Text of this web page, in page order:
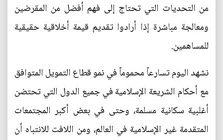
من التحديات التي تحتاج إلى فهم أفضل من المقرضين
ومعالجة مباشرة إذا أرادوا تقديم قيمة أخلاقية حقيقية
للمساهمين.
نشهد اليوم تسارعاً محموماً في نمو قطاع التمويل المتوافق
مع أحكام الشريعة الإسلامية في جميع الدول التي تحتضن
أغلبية سكانية مسلمة، وحتى في بعض أكبر المجتمعات
المتقدمة غير الإسلامية في العالم، ومن اللافت للانتباه أن